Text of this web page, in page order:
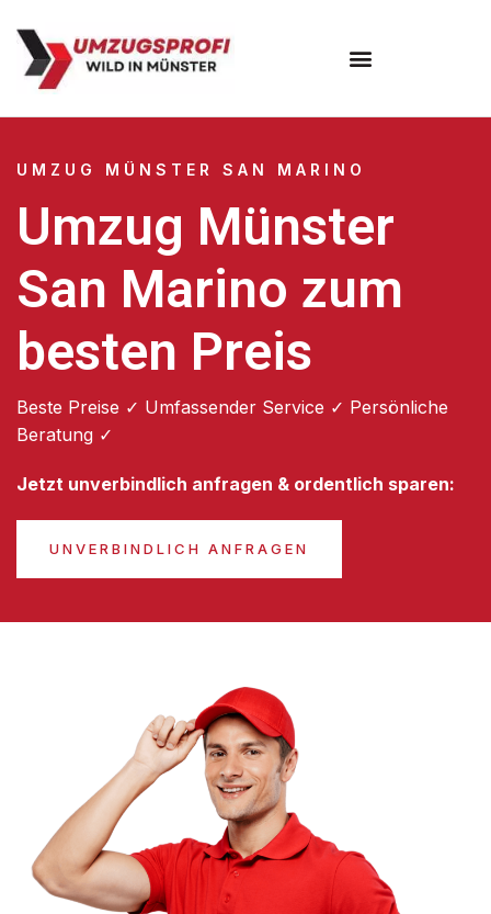
UMZUG MÜNSTER SAN MARINO
Umzug Münster
San Marino zum
besten Preis
Beste Preise ✓ Umfassender Service ✓ Persönliche
Beratung ✓
Jetzt unverbindlich anfragen & ordentlich sparen:
UNVERBINDLICH ANFRAGEN